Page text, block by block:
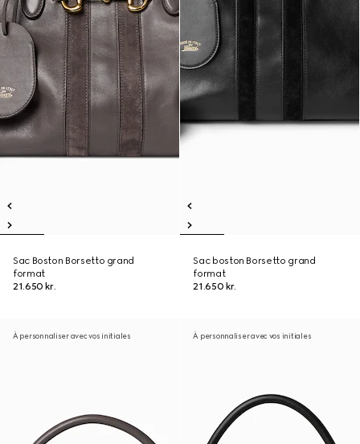
Sac Boston Borsetto grand
format
21.650 kr.
Sac boston Borsetto grand
format
21.650 kr.
À personnaliser avec vos initiales À personnaliser avec vos initiales